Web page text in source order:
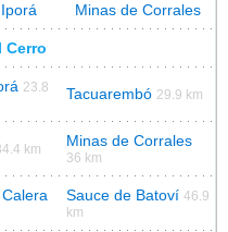
Minas de Corrales
Cerro
23.8
Tacuarembó 29.9 km
km Minas de Corrales
36 km
Sauce de Batoví 46.9
km